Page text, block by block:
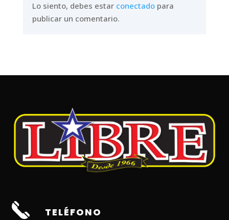
Lo siento, debes estar conectadopara
publicar un comentario.
TELÉFONO